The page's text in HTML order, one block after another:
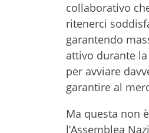
collaborativo
ritenerci
garantendo
attivo durante
per avviare
garantire al
Ma questa non
l’Assemblea